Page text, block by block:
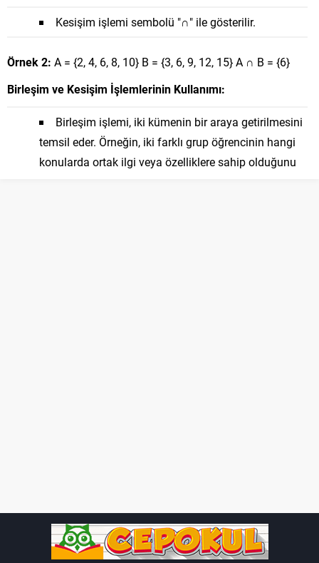
Kesişim işlemi sembolü "∩" ile gösterilir.
Örnek 2: A = {2, 4, 6, 8, 10} B = {3, 6, 9, 12, 15} A ∩ B = {6}
Birleşim ve Kesişim İşlemlerinin Kullanımı:
Birleşim işlemi, iki kümenin bir araya getirilmesini
temsil eder. Örneğin, iki farklı grup öğrencinin hangi
konularda ortak ilgi veya özelliklere sahip olduğunu
A, B ve C kümelerinin birleşimi (A ∪ B ∪ C) nedir?
A ∪ B ∪ C, bu üç kümenin öğelerini toplar ve her bir
öğeyi yalnızca bir kez içeren yeni bir küme oluşturur. A ∪ B